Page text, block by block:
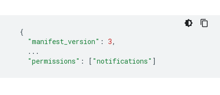
{
"manifest_version" : 3,
...
"permissions" : [ "notifications" ]